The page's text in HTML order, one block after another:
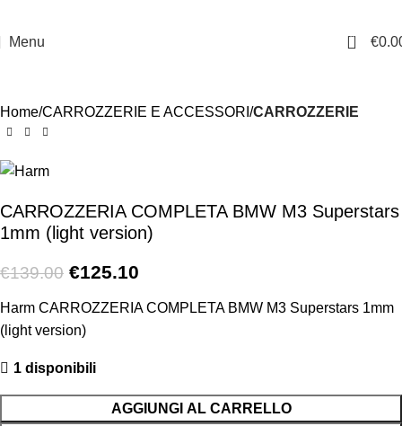
Menu 0 €
Home CARROZZERIE E ACCESSORI CARROZZERIE
CARROZZERIA COMPLETA BMW M3 Superstars
1mm (light version)
€139.00 €125.10
Harm CARROZZERIA COMPLETA BMW M3 Superstars 1mm
(light version)
1 disponibili
AGGIUNGI AL CARRELLO